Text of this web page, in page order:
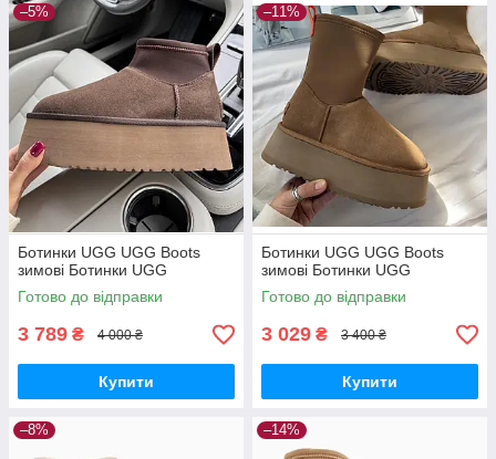
–5%
Ботинки UGG UGG Boots
зимові Ботинки UGG
Готово до відправки
3 789 ₴ 4 000 ₴
Купити
–11%
Ботинки UGG UGG Boots
зимові Ботинки UGG
Готово до відправки
3 029 ₴ 3 400 ₴
Купити
–8% –14%